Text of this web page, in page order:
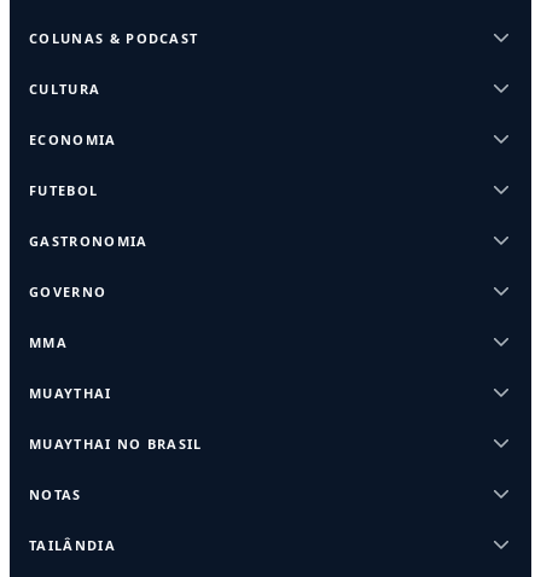
COLUNAS & PODCAST
CULTURA
ECONOMIA
FUTEBOL
GASTRONOMIA
GOVERNO
MMA
MUAYTHAI
MUAYTHAI NO BRASIL
NOTAS
TAILÂNDIA